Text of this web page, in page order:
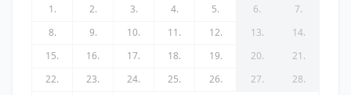
1.
2. 3. 4. 5. 6.
7.
8.
9. 10. 11. 12. 13.
14.
15.
16. 17. 18. 19. 20.
21.
22.
23. 24. 25. 26. 27.
28.